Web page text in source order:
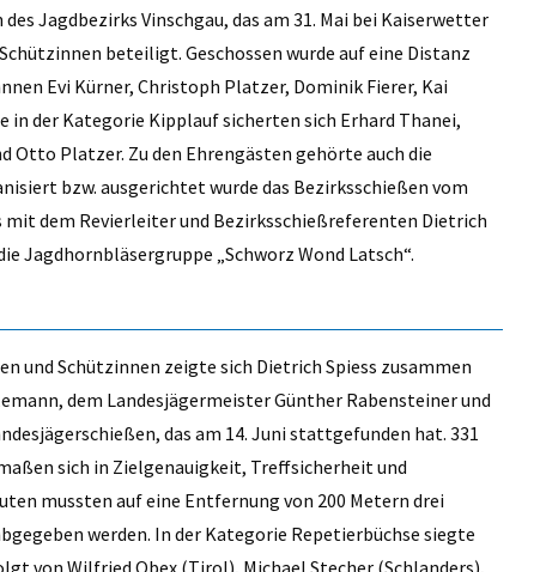
Jagdbezirks Vinschgau, das am 31. Mai bei Kaiserwetter
beteiligt. Geschossen wurde auf eine Distanz
Evi Kürner, Christoph Platzer, Dominik Fierer, Kai
in der Kategorie Kipplauf sicherten sich Erhard Thanei,
Otto Platzer. Zu den Ehrengästen gehörte auch die
bzw. ausgerichtet wurde das Bezirksschießen vom
mit dem Revierleiter und Bezirksschießreferenten Dietrich
Jagdhornbläsergruppe „Schworz Wond Latsch“.
und Schützinnen zeigte sich Dietrich Spiess zusammen
dem Landesjägermeister Günther Rabensteiner und
das am 14. Juni stattgefunden hat. 331
sich in Zielgenauigkeit, Treffsicherheit und
mussten auf eine Entfernung von 200 Metern drei
werden. In der Kategorie Repetierbüchse siegte
von Wilfried Obex (Tirol), Michael Stecher (Schlanders),